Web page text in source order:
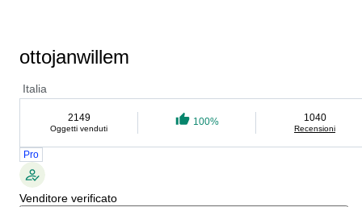
ottojanwillem
Italia
2149
Oggetti venduti
100% 1040
Recensioni
Pro
Venditore verificato